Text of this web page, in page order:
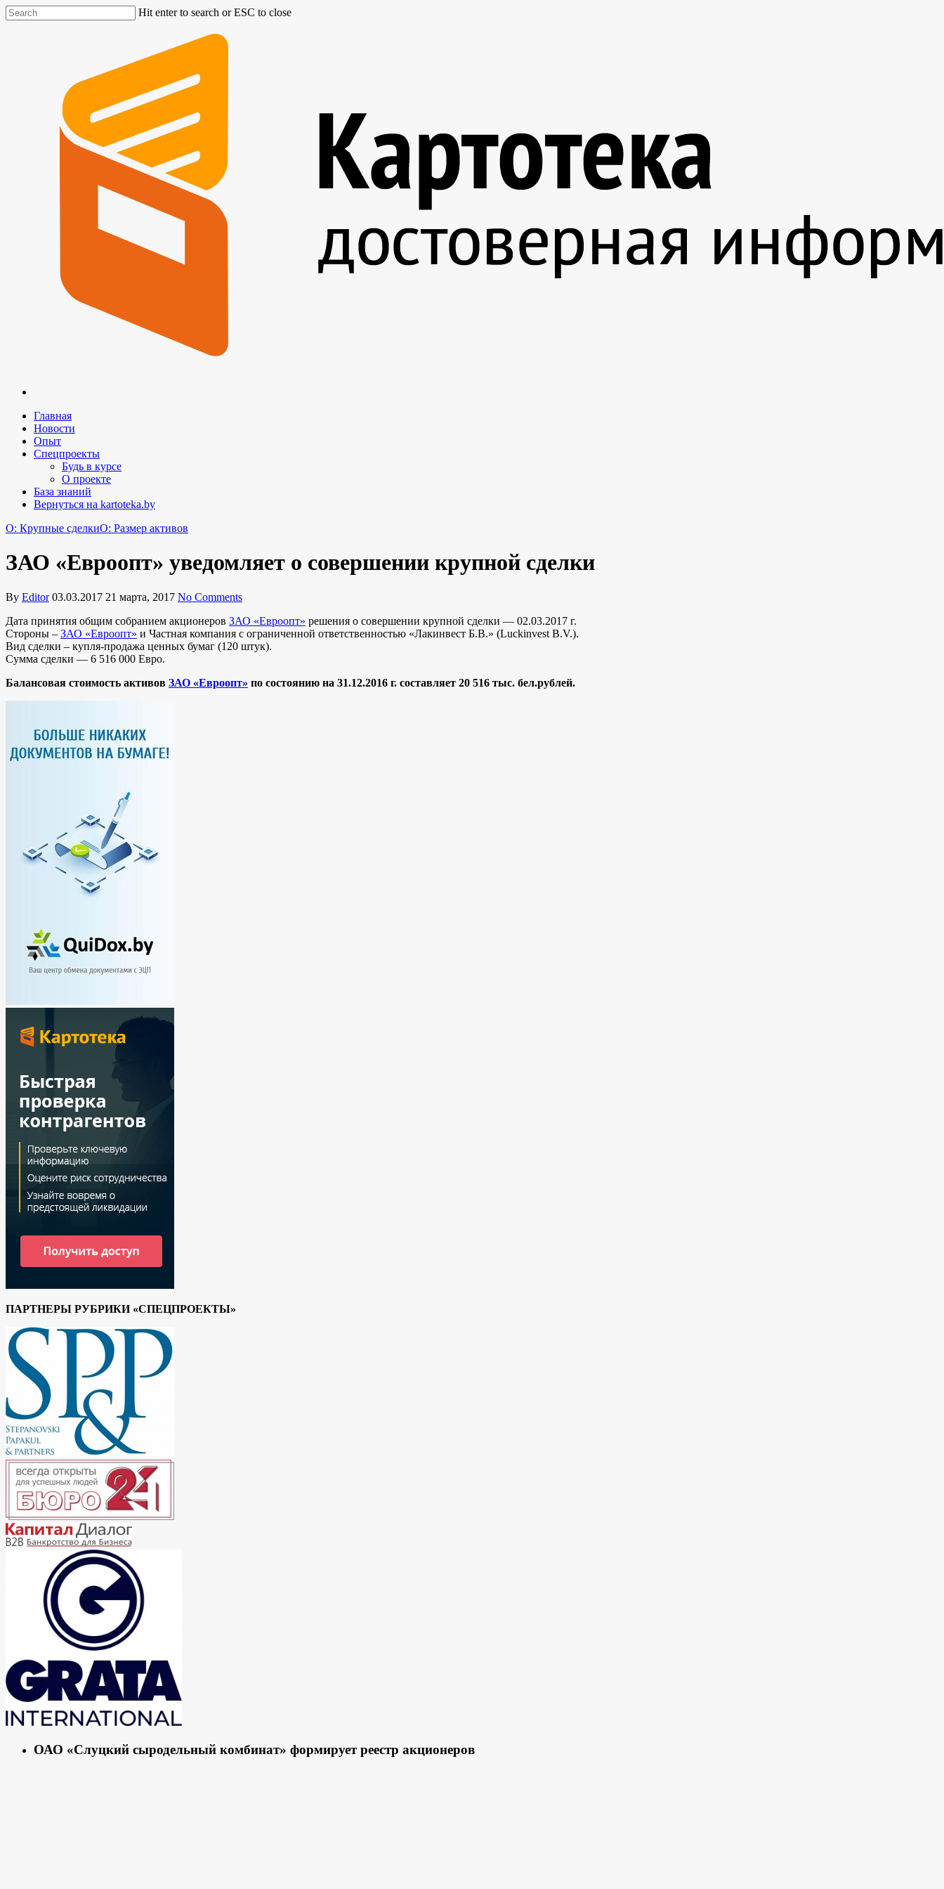
Hit enter to search or ESC to close
Главная
Новости
Опыт
Спецпроекты
Будь в курсе
О проекте
База знаний
Вернуться на kartoteka.by
O: Крупные сделкиO: Размер активов
ЗАО «Евроопт» уведомляет о совершении крупной сделки
By Editor 03.03.2017 21 марта, 2017 No Comments
Дата принятия общим собранием акционеров ЗАО «Евроопт» решения о совершении крупной сделки — 02.03.2017 г.
Стороны – ЗАО «Евроопт» и Частная компания с ограниченной ответственностью «Лакинвест Б.В.» (Luckinvest B.V.).
Вид сделки – купля-продажа ценных бумаг (120 штук).
Сумма сделки — 6 516 000 Евро.
Балансовая стоимость активов ЗАО «Евроопт» по состоянию на 31.12.2016 г. составляет 20 516 тыс. бел.рублей.
ПАРТНЕРЫ РУБРИКИ «СПЕЦПРОЕКТЫ»
ОАО «Слуцкий сыродельный комбинат» формирует реестр акционеров